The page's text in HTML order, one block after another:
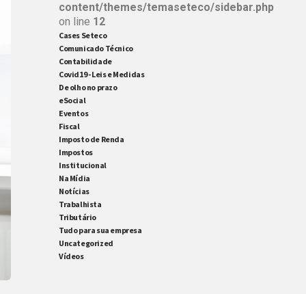
content/themes/temaseteco/sidebar.php
on line 12
Cases Seteco
Comunicado Técnico
Contabilidade
Covid19 - Leis e Medidas
De olho no prazo
eSocial
Eventos
Fiscal
Imposto de Renda
Impostos
Institucional
Na Mídia
Notícias
Trabalhista
Tributário
Tudo para sua empresa
Uncategorized
Vídeos